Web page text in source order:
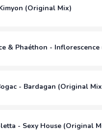
(Original Mix)
& Phaéthon - Inflorescence
- Bardagan (Original
- Sexy House (Original